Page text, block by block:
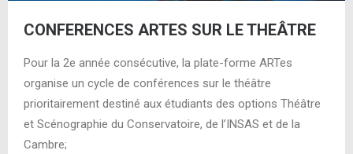
CONFERENCES ARTES SUR LE THEÂTRE
Pour la 2e année consécutive, la plate-forme ARTes
organise un cycle de conférences sur le théâtre
prioritairement destiné aux étudiants des options Théâtre
et Scénographie du Conservatoire, de l’INSAS et de la
Cambre;